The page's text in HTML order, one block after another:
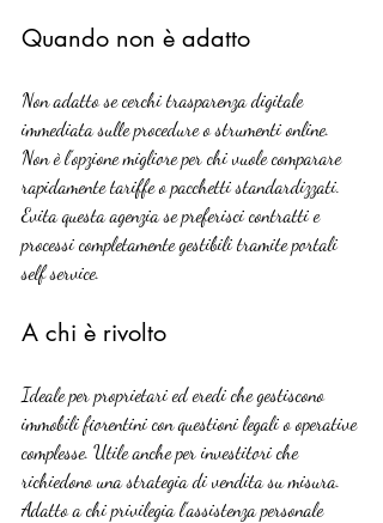
Quando non è adatto
Non adatto se cerchi trasparenza digitale
immediata sulle procedure o strumenti online.
Non è l’opzione migliore per chi vuole comparare
rapidamente tariffe o pacchetti standardizzati.
Evita questa agenzia se preferisci contratti e
processi completamente gestibili tramite portali
self service.
A chi è rivolto
Ideale per proprietari ed eredi che gestiscono
immobili fiorentini con questioni legali o operative
complesse. Utile anche per investitori che
richiedono una strategia di vendita su misura.
Adatto a chi privilegia l’assistenza personale